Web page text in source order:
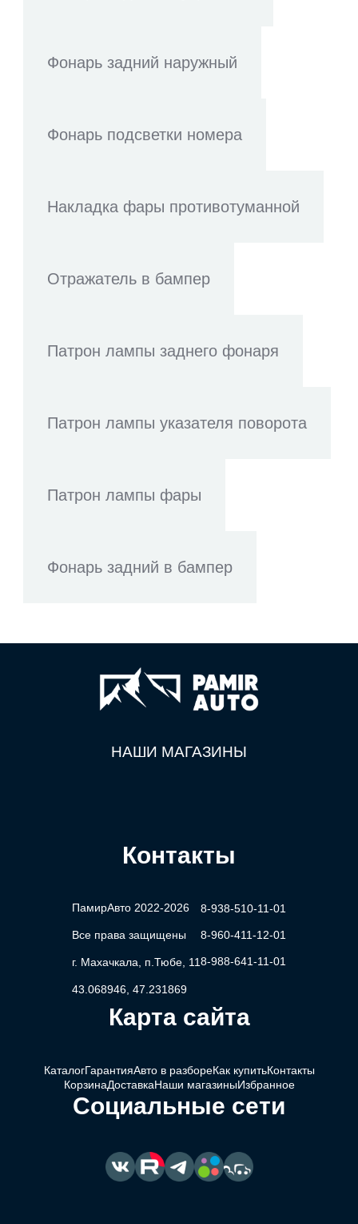
Фонарь задний наружный
Фонарь подсветки номера
Накладка фары противотуманной
Отражатель в бампер
Патрон лампы заднего фонаря
Патрон лампы указателя поворота
Патрон лампы фары
Фонарь задний в бампер
НАШИ МАГАЗИНЫ
Контакты
ПамирАвто 2022-2026
Все права защищены
г. Махачкала, п.Тюбе, 11
43.068946, 47.231869
8-938-510-11-01
8-960-411-12-01
8-988-641-11-01
Карта сайта
КаталогГарантияАвто в разбореКак купитьКонтакты
КорзинаДоставкаНаши магазиныИзбранное
Социальные сети